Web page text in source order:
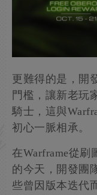
更難得的是，開
門檻，讓新老玩
騎士，這與
初心一脈相承。
在Warframe從刷
的今天，開發團
些曾因版本迭代